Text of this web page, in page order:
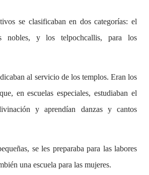
se clasificaban en dos categorías: el
nobles, y los telpochcallis, para los
al servicio de los templos. Eran los
en escuelas especiales, estudiaban el
y aprendían danzas y cantos
se les preparaba para las labores
una escuela para las mujeres.